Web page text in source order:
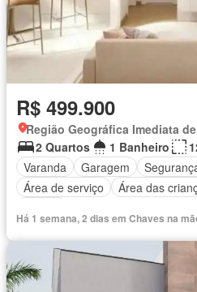
R$ 499.900
2 Quartos
1 Banheiro
Varanda
Garagem
Área de serviço
Área das
Há 1 semana, 2 dias em Chaves na